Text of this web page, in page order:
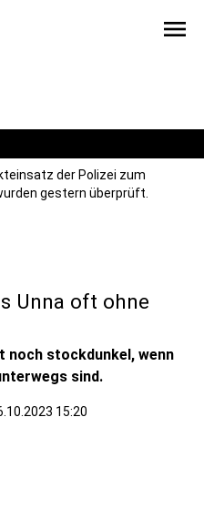
menu
der Polizei zum
gestern überprüft.
Unna oft ohne
stockdunkel, wenn
sind.
15:20